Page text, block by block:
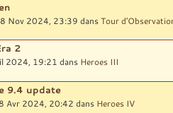
Nov 2024, 23:39 dansTour
2
2024, 19:21 dans Heroes III
9.4 update
Avr 2024, 20:42 dans Heroes IV